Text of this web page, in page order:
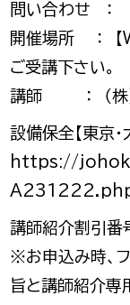
問い合わせ ：
開催場所 ： 【
ご受講下さい。
講師 ： （株
設備保全【東京・
https://
講師紹介割引番
※お申込み時、
旨と講師紹介専